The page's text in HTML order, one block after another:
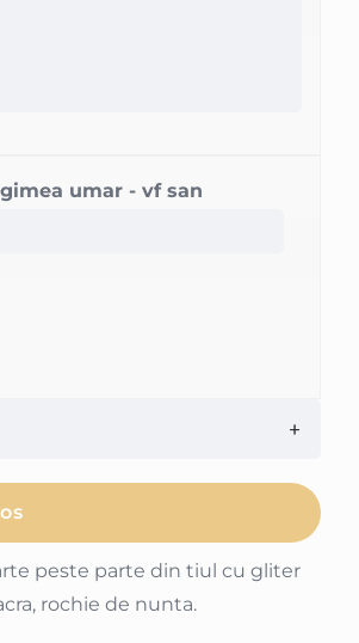
umar - vf san
peste parte din tiul cu gliter
rochie de nunta.